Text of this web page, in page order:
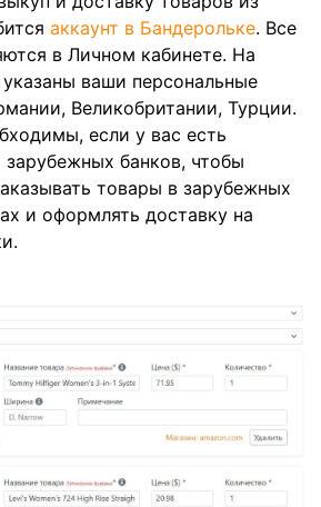
аккаунт в Бандерольке. Все
в Личном кабинете. На
указаны ваши персональные
Великобритании, Турции.
если у вас есть
зарубежных банков, чтобы
товары в зарубежных
и оформлять доставку на